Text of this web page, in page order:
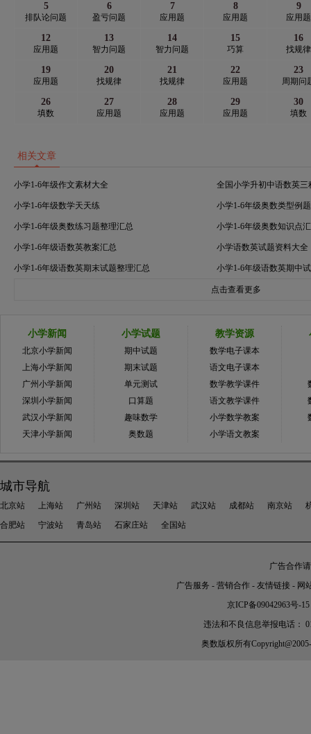
5
排队论问题
6
盈亏问题
7
应用题
8
应用题
9
应用题
12
应用题
13
智力问题
14
智力问题
15
巧算
16
找规律
19
应用题
20
找规律
21
找规律
22
应用题
23
周期问
26
填数
27
应用题
28
应用题
29
应用题
30
填数
相关文章
小学1-6年级作文素材大全 全国小学升初中语数英三
小学1-6年级数学天天练 小学1-6年级奥数类型例
小学1-6年级奥数练习题整理汇总 小学1-6年级奥数知识点
小学1-6年级语数英教案汇总 小学语数英试题资料大全
小学1-6年级语数英期末试题整理汇总 小学1-6年级语数英期中
点击查看更多
小学新闻
北京小学新闻
上海小学新闻
广州小学新闻
深圳小学新闻
武汉小学新闻
天津小学新闻
小学试题
期中试题
期末试题
单元测试
口算题
趣味数学
奥数题
教学资源
数学电子课本
语文电子课本
数学教学课件
语文教学课件
小学数学教案
小学语文教案
城市导航
北京站 上海站 广州站 深圳站 天津站 武汉站 成都站 南京站
合肥站
宁波站 青岛站 石家庄站 全国站
广告合作
广告服务 - 营销合作 - 友情链接 - 网
京ICP备09042963号-15
违法和不良信息举报电话：
奥数 版权所有